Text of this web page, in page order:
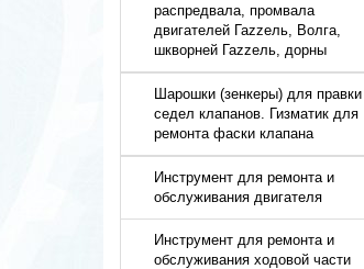
распредвала, промвала
двигателей Гаzzель, Волга,
шкворней Гаzzель, дорны
Шарошки (зенкеры) для правки
седел клапанов. Гизматик для
ремонта фаски клапана
Инструмент для ремонта и
обслуживания двигателя
Инструмент для ремонта и
обслуживания ходовой части